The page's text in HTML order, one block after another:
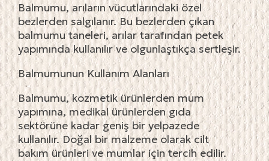
Balmumu, arıların vücutlarındaki özel
bezlerden salgılanır. Bu bezlerden çıkan
balmumu taneleri, arılar tarafından petek
yapımında kullanılır ve olgunlaştıkça sertleşir.
Balmumunun Kullanım Alanları
Balmumu, kozmetik ürünlerden mum
yapımına, medikal ürünlerden gıda
sektörüne kadar geniş bir yelpazede
kullanılır. Doğal bir malzeme olarak cilt
bakım ürünleri ve mumlar için tercih edilir.